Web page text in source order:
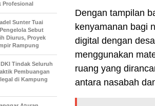
Dengan tampilan
kenyamanan bagi
digital dengan
menggunakan
ruang yang
antara nasabah
Profesional
Sunter Tuai
Sebut
Diurus, Proyek
Rampung
Tindak Seluruh
Pembuangan
di Kampung